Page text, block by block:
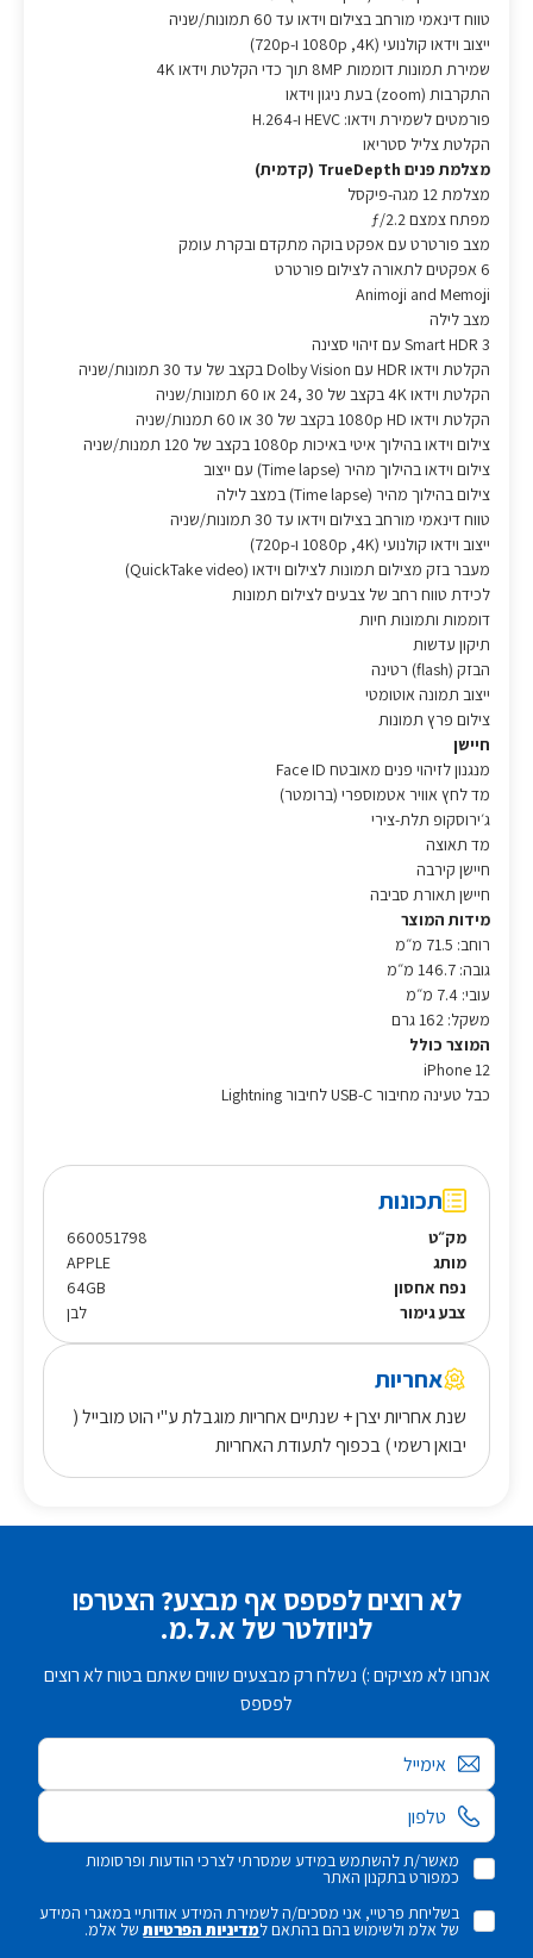
טווח דינאמי מורחב בצילום וידאו עד 60 תמונות/שניה
ייצוב וידאו קולנועי (1080p ,4K ו-720p)
שמירת תמונות דוממות 8MP תוך כדי הקלטת וידאו 4K
התקרבות (zoom) בעת ניגון וידאו
פורמטים לשמירת וידאו: HEVC ו-H.264
הקלטת צליל סטריאו
מצלמת פנים TrueDepth (קדמית)
מצלמת 12 מגה-פיקסל
מפתח צמצם ƒ/2.2
מצב פורטרט עם אפקט בוקה מתקדם ובקרת עומק
Animoji and Memoji
מצב לילה
Smart HDR 3 עם זיהוי סצינה
הקלטת וידאו HDR עם Dolby Vision בקצב של עד 30 תמונות/שניה
הקלטת וידאו 4K בקצב של 30 ,24 או 60 תמונות/שניה
הקלטת וידאו 1080p HD בקצב של 30 או 60 תמנות/שניה
צילום וידאו בהילוך איטי באיכות 1080p בקצב של 120 תמנות/שניה
צילום וידאו בהילוך מהיר (Time lapse) עם ייצוב
צילום בהילוך מהיר (Time lapse) במצב לילה
טווח דינאמי מורחב בצילום וידאו עד 30 תמונות/שניה
ייצוב וידאו קולנועי (1080p ,4K ו-720p)
מעבר בזק מצילום תמונות לצילום וידאו (QuickTake video)
לכידת טווח רחב של צבעים לצילום תמונות
דוממות ותמונות חיות
תיקון עדשות
הבזק (flash) רטינה
ייצוב תמונה אוטומטי
צילום פרץ תמונות
חיישן
מנגנון לזיהוי פנים מאובטח Face ID
מד לחץ אוויר אטמוספרי (ברומטר)
ג׳ירוסקופ תלת-צירי
מד תאוצה
חיישן קירבה
חיישן תאורת סביבה
מידות המוצר
רוחב: 71.5 מ״מ
גובה: 146.7 מ״מ
עובי: 7.4 מ״מ
משקל: 162 גרם
המוצר כולל
iPhone 12
כבל טעינה מחיבור USB-C לחיבור Lightning
תכונות
מק״ט
660051798
מותג
APPLE
נפח אחסון
64GB
צבע גימור
לבן
אחריות
שנת אחריות יצרן + שנתיים אחריות מוגבלת ע"י הוט מובייל (
יבואן רשמי ) בכפוף לתעודת האחריות
לא רוצים לפספס אף מבצע? הצטרפו
לניוזלטר של א.ל.מ.
אנחנו לא מציקים :) נשלח רק מבצעים שווים שאתם בטוח לא רוצים
לפספס
אימייל
מאשר/ת להשתמש במידע שמסרתי לצרכי הודעות ופרסומות
כמפורט בתקנון האתר
בשליחת פרטיי, אני מסכים/ה לשמירת המידע אודותיי במאגרי המידע
של אלמ ולשימוש בהם בהתאם למדיניות הפרטיותשל אלמ.